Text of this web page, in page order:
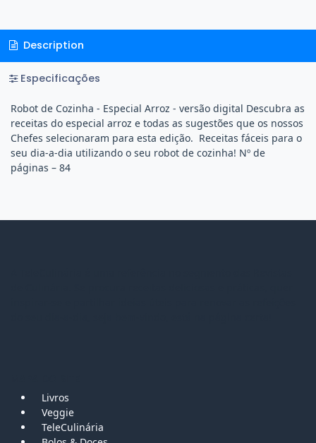
Description
Especificações
Robot de Cozinha - Especial Arroz - versão digital Descubra as
receitas do especial arroz e todas as sugestões que os nossos
Chefes selecionaram para esta edição. Receitas fáceis para o
seu dia-a-dia utilizando o seu robot de cozinha! Nº de
páginas – 84
Livros
Veggie
TeleCulinária